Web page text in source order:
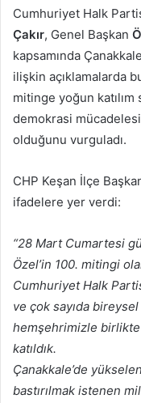
Cumhuriyet Halk
Çakır, Genel Başkan
kapsamında
ilişkin açıklamalarda
mitinge yoğun katılım
demokrasi
olduğunu vurguladı.
CHP Keşan İlçe
ifadelere yer verdi:
“28 Mart Cumartesi
Özel’in 100. mitingi
Cumhuriyet Halk
ve çok sayıda
hemşehrimizle
katıldık.
Çanakkale’de
bastırılmak istenen